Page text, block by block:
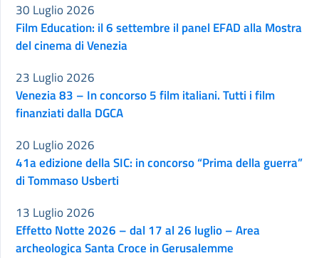
Film Education: il 6 settembre il panel EFAD alla Mostra
del cinema di Venezia
30 Luglio 2026
Venezia 83 – In concorso 5 film italiani. Tutti i film
finanziati dalla DGCA
23 Luglio 2026
41a edizione della SIC: in concorso “Prima della guerra”
di Tommaso Usberti
20 Luglio 2026
Effetto Notte 2026 – dal 17 al 26 luglio – Area
archeologica Santa Croce in Gerusalemme
13 Luglio 2026